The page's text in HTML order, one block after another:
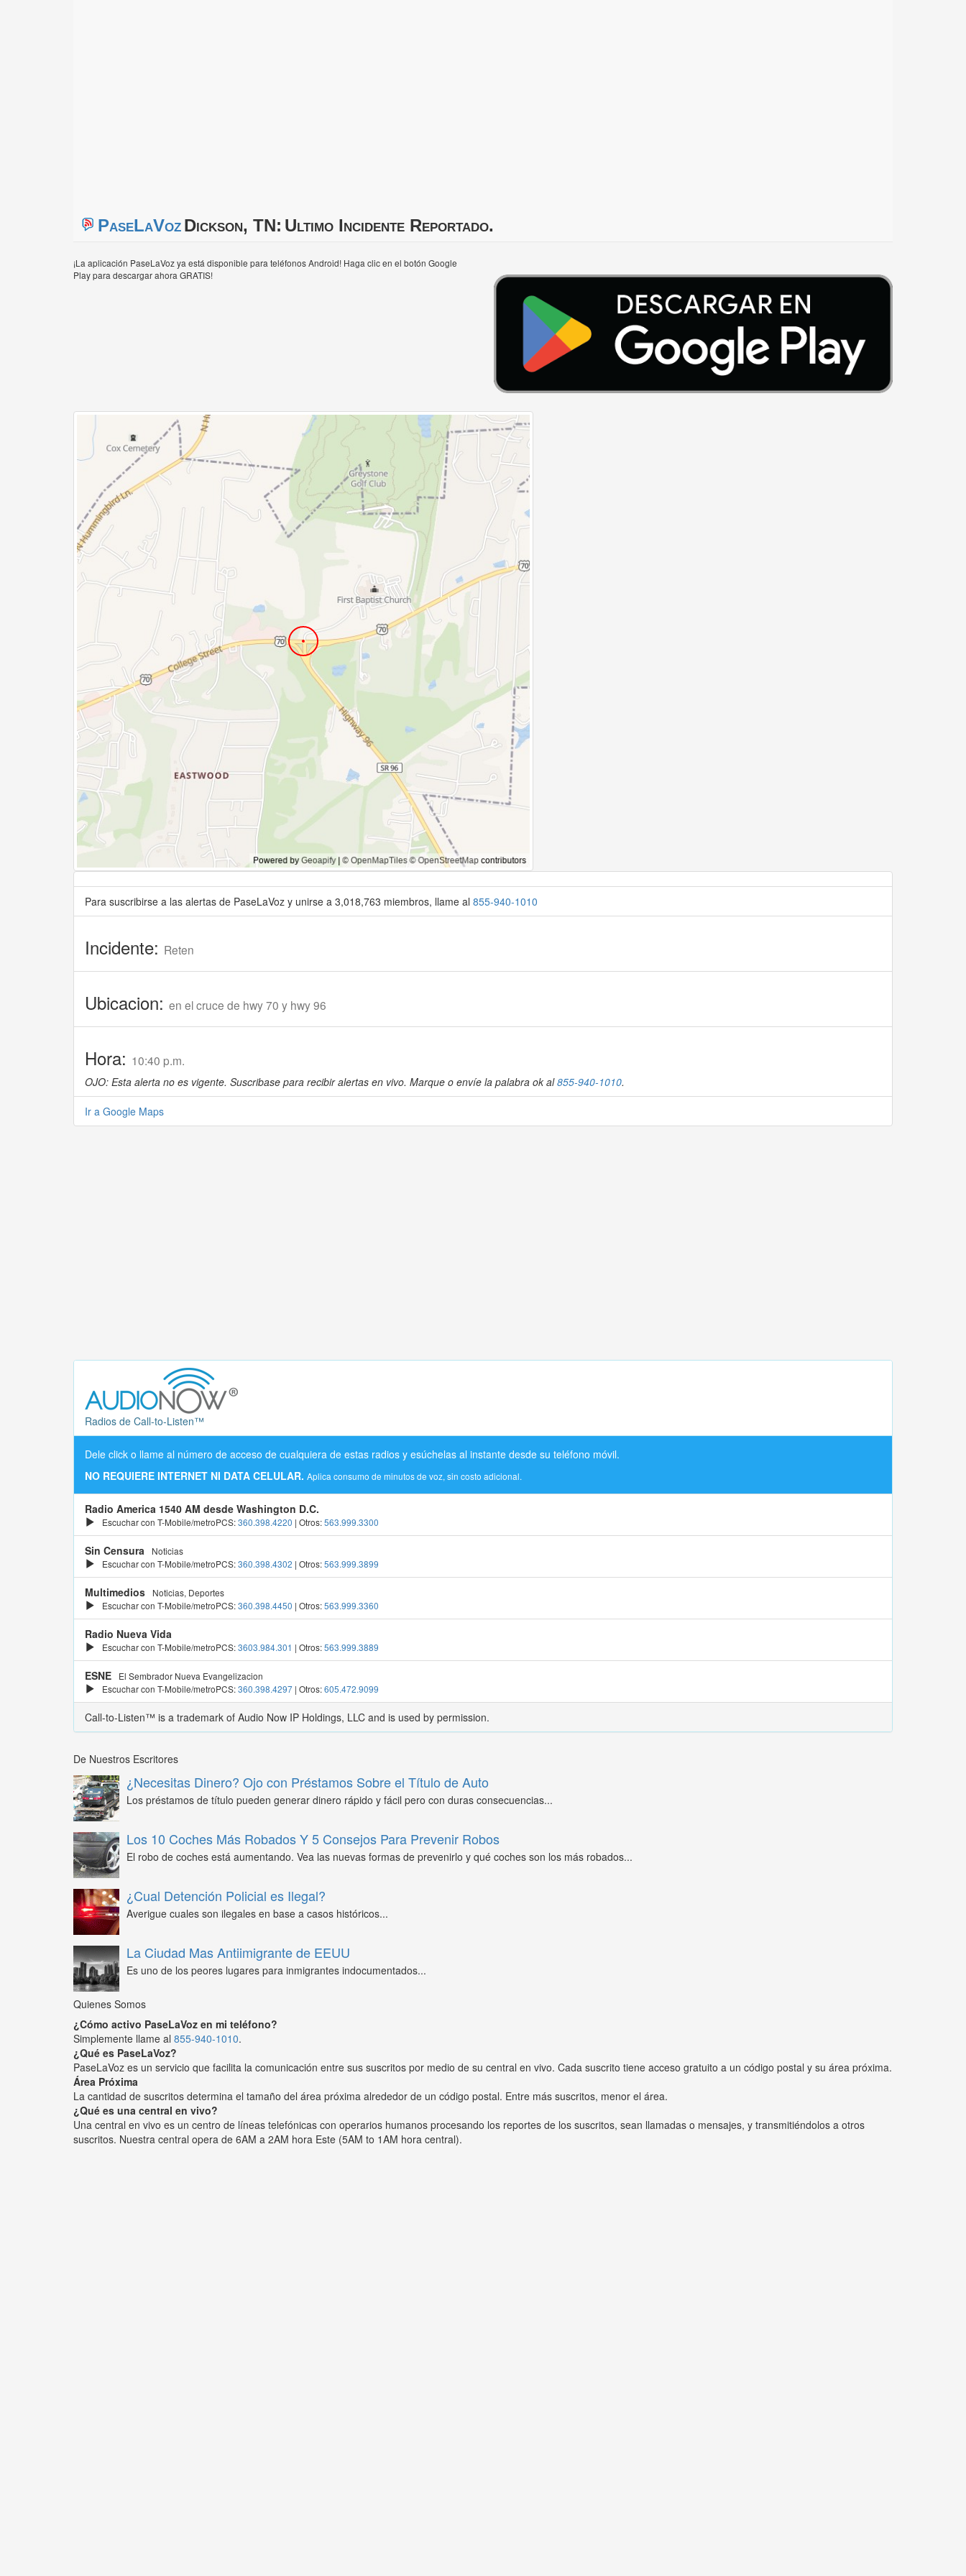
PaseLaVozDickson, TN: Ultimo Incidente Reportado.
¡La aplicación PaseLaVoz ya está disponible para teléfonos Android! Haga clic en el botón Google
Play para descargar ahora GRATIS!
Para suscribirse a las alertas de PaseLaVoz y unirse a 3,018,763 miembros, llame al 855-940-1010
Incidente: Reten
Ubicacion: en el cruce de hwy 70 y hwy 96
Hora: 10:40 p.m.
OJO: Esta alerta no es vigente. Suscribase para recibir alertas en vivo. Marque o envíe la palabra ok al855-940-1010.
Ir a Google Maps
Radios de Call-to-Listen™
Dele click o llame al número de acceso de cualquiera de estas radios y esúchelas al instante desde su teléfono móvil.
NO REQUIERE INTERNET NI DATA CELULAR. Aplica consumo de minutos de voz, sin costo adicional.
Radio America 1540 AM desde Washington D.C.
Escuchar con T-Mobile/metroPCS:360.398.4220 | Otros:563.999.3300
Sin Censura
Noticias
Escuchar con T-Mobile/metroPCS:360.398.4302 | Otros:563.999.3899
Multimedios
Noticias, Deportes
Escuchar con T-Mobile/metroPCS:360.398.4450 | Otros:563.999.3360
Radio Nueva Vida
Escuchar con T-Mobile/metroPCS:3603.984.301 | Otros:563.999.3889
ESNE
El Sembrador Nueva Evangelizacion
Escuchar con T-Mobile/metroPCS:360.398.4297 | Otros:605.472.9099
Call-to-Listen™ is a trademark of Audio Now IP Holdings, LLC and is used by permission.
De Nuestros Escritores
¿Necesitas Dinero? Ojo con Préstamos Sobre el Título de Auto
Los préstamos de título pueden generar dinero rápido y fácil pero con duras consecuencias...
Los 10 Coches Más Robados Y 5 Consejos Para Prevenir Robos
El robo de coches está aumentando. Vea las nuevas formas de prevenirlo y qué coches son los más robados...
¿Cual Detención Policial es Ilegal?
Averigue cuales son ilegales en base a casos históricos...
La Ciudad Mas Antiimigrante de EEUU
Es uno de los peores lugares para inmigrantes indocumentados...
Quienes Somos
¿Cómo activo PaseLaVoz en mi teléfono?
Simplemente llame al 855-940-1010.
¿Qué es PaseLaVoz?
PaseLaVoz es un servicio que facilita la comunicación entre sus suscritos por medio de su central en vivo. Cada suscrito tiene acceso gratuito a un código postal y su área próxima.
Área Próxima
La cantidad de suscritos determina el tamaño del área próxima alrededor de un código postal. Entre más suscritos, menor el área.
¿Qué es una central en vivo?
Una central en vivo es un centro de líneas telefónicas con operarios humanos procesando los reportes de los suscritos, sean llamadas o mensajes, y transmitiéndolos a otros
suscritos. Nuestra central opera de 6AM a 2AM hora Este (5AM to 1AM hora central).